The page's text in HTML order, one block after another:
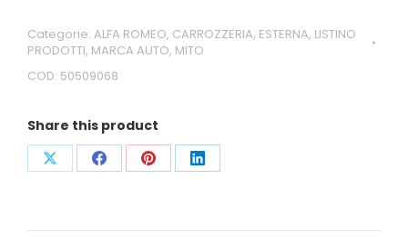
Categorie: ALFA ROMEO, CARROZZERIA, ESTERNA, LISTINO
PRODOTTI, MARCA AUTO, MITO
COD: 50509068
Share this product
Condividi
X
Condividi
Facebook
Condividi
Pinterest
Condividi
LinkedIn